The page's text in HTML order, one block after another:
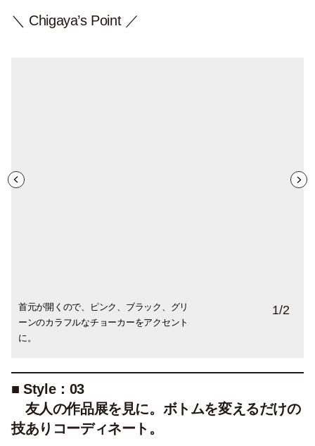
＼ Chigaya’s Point ／
首元が開くので、ピンク、ブラック、グリ
ーンのカラフルなチョーカーをアクセント
に。
「沢山入る、北欧のテキスタイル柄の布バ
ックは可愛くてお気に入り。」
1/2
■ Style：03
友人の作品展を見に。ボトムを変えるだけの
技ありコーディネート。